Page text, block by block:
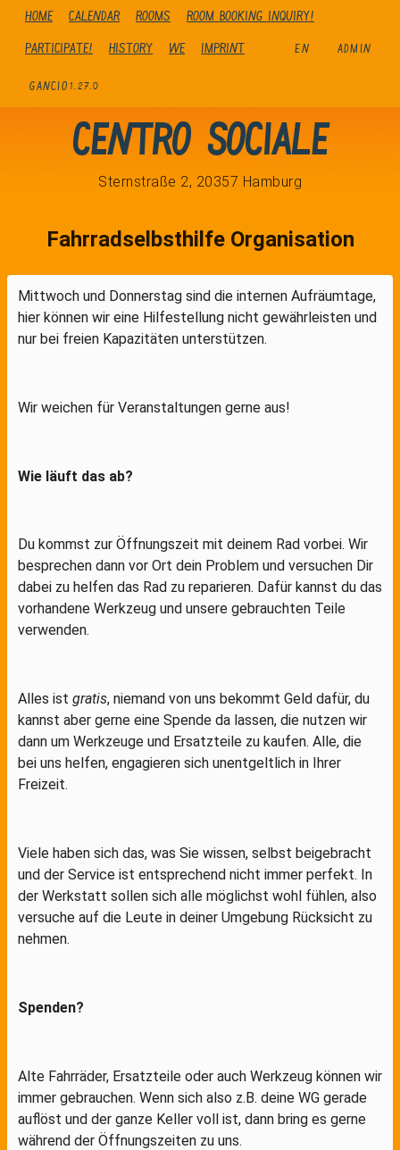
Home Calendar Rooms
Room booking inquiry!
Participate!
history We Imprint EN ADMIN
GANCIO 1.27.0
Centro Sociale
Sternstraße 2, 20357 Hamburg
Fahrradselbsthilfe Organisation
Mittwoch und Donnerstag sind die internen Aufräumtage,
hier können wir eine Hilfestellung nicht gewährleisten und
nur bei freien Kapazitäten unterstützen.
Wir weichen für Veranstaltungen gerne aus!
Wie läuft das ab?
Du kommst zur Öffnungszeit mit deinem Rad vorbei. Wir
besprechen dann vor Ort dein Problem und versuchen Dir
dabei zu helfen das Rad zu reparieren. Dafür kannst du das
vorhandene Werkzeug und unsere gebrauchten Teile
verwenden.
Alles ist gratis, niemand von uns bekommt Geld dafür, du
kannst aber gerne eine Spende da lassen, die nutzen wir
dann um Werkzeuge und Ersatzteile zu kaufen. Alle, die
bei uns helfen, engagieren sich unentgeltlich in Ihrer
Freizeit.
Viele haben sich das, was Sie wissen, selbst beigebracht
und der Service ist entsprechend nicht immer perfekt. In
der Werkstatt sollen sich alle möglichst wohl fühlen, also
versuche auf die Leute in deiner Umgebung Rücksicht zu
nehmen.
Spenden?
Alte Fahrräder, Ersatzteile oder auch Werkzeug können wir
immer gebrauchen. Wenn sich also z.B. deine WG gerade
auflöst und der ganze Keller voll ist, dann bring es gerne
während der Öffnungszeiten zu uns.